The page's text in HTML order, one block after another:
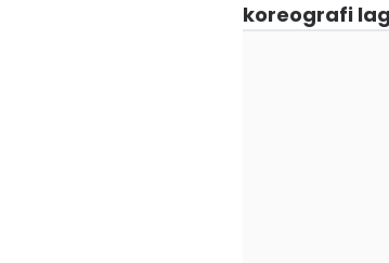
koreografi